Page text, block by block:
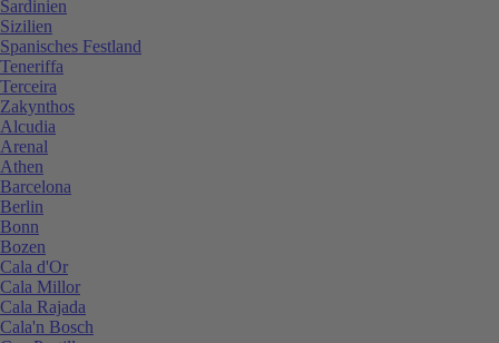
Sardinien
Sizilien
Spanisches Festland
Teneriffa
Terceira
Zakynthos
Alcudia
Arenal
Athen
Barcelona
Berlin
Bonn
Bozen
Cala d'Or
Cala Millor
Cala Rajada
Cala'n Bosch